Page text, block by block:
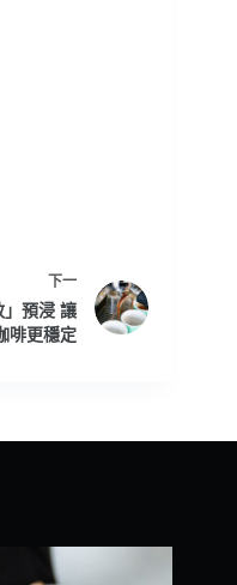
下一
」預浸 讓
啡更穩定